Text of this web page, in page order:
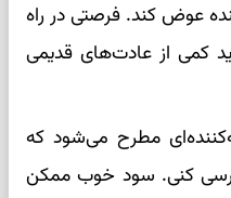
عوض کند. فرصتی در راه
کمی از عادت‌های قدیمی
مطرح می‌شود که
کنی. سود خوب ممکن